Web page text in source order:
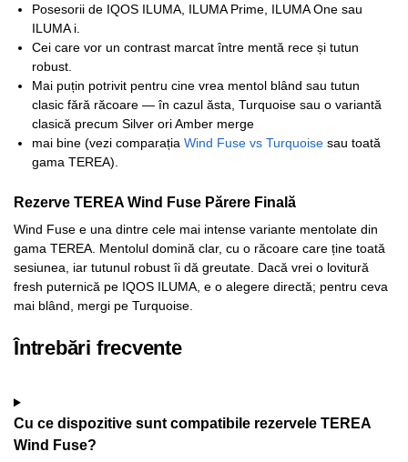
Posesorii de IQOS ILUMA, ILUMA Prime, ILUMA One sau
ILUMA i.
Cei care vor un contrast marcat între mentă rece și tutun
robust.
Mai puțin potrivit pentru cine vrea mentol blând sau tutun
clasic fără răcoare — în cazul ăsta, Turquoise sau o variantă
clasică precum Silver ori Amber merge
mai bine (vezi comparația Wind Fuse vs Turquoise sau toată
gama TEREA).
Rezerve TEREA Wind Fuse Părere Finală
Wind Fuse e una dintre cele mai intense variante mentolate din
gama TEREA. Mentolul domină clar, cu o răcoare care ține toată
sesiunea, iar tutunul robust îi dă greutate. Dacă vrei o lovitură
fresh puternică pe IQOS ILUMA, e o alegere directă; pentru ceva
mai blând, mergi pe Turquoise.
Întrebări frecvente
Cu ce dispozitive sunt compatibile rezervele TEREA
Wind Fuse?